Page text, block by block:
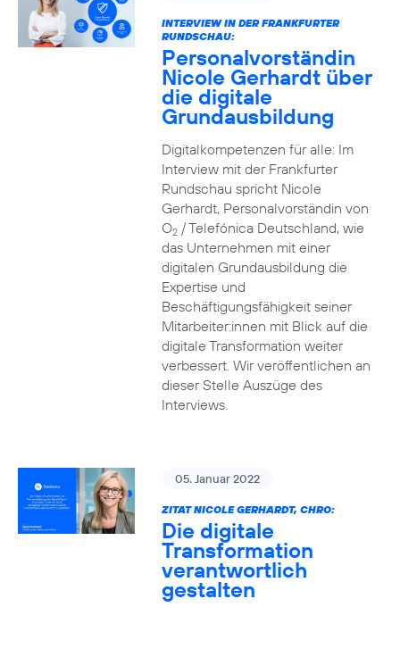
INTERVIEW IN DER FRANKFURTER
RUNDSCHAU:
Personalvorständin
Nicole Gerhardt über
die digitale
Grundausbildung
Digitalkompetenzen für alle: Im
Interview mit der Frankfurter
Rundschau spricht Nicole
Gerhardt, Personalvorständin von
O2/ Telefónica Deutschland, wie
das Unternehmen mit einer
digitalen Grundausbildung die
Expertise und
Beschäftigungsfähigkeit seiner
Mitarbeiter:innen mit Blick auf die
digitale Transformation weiter
verbessert. Wir veröffentlichen an
dieser Stelle Auszüge des
Interviews.
05. Januar 2022
ZITAT NICOLE GERHARDT, CHRO:
Die digitale
Transformation
verantwortlich
gestalten